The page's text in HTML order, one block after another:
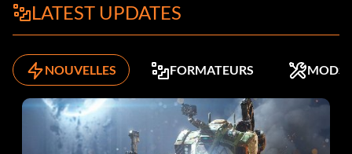
LATEST UPDATES
NOUVELLES FORMATEURS MODS